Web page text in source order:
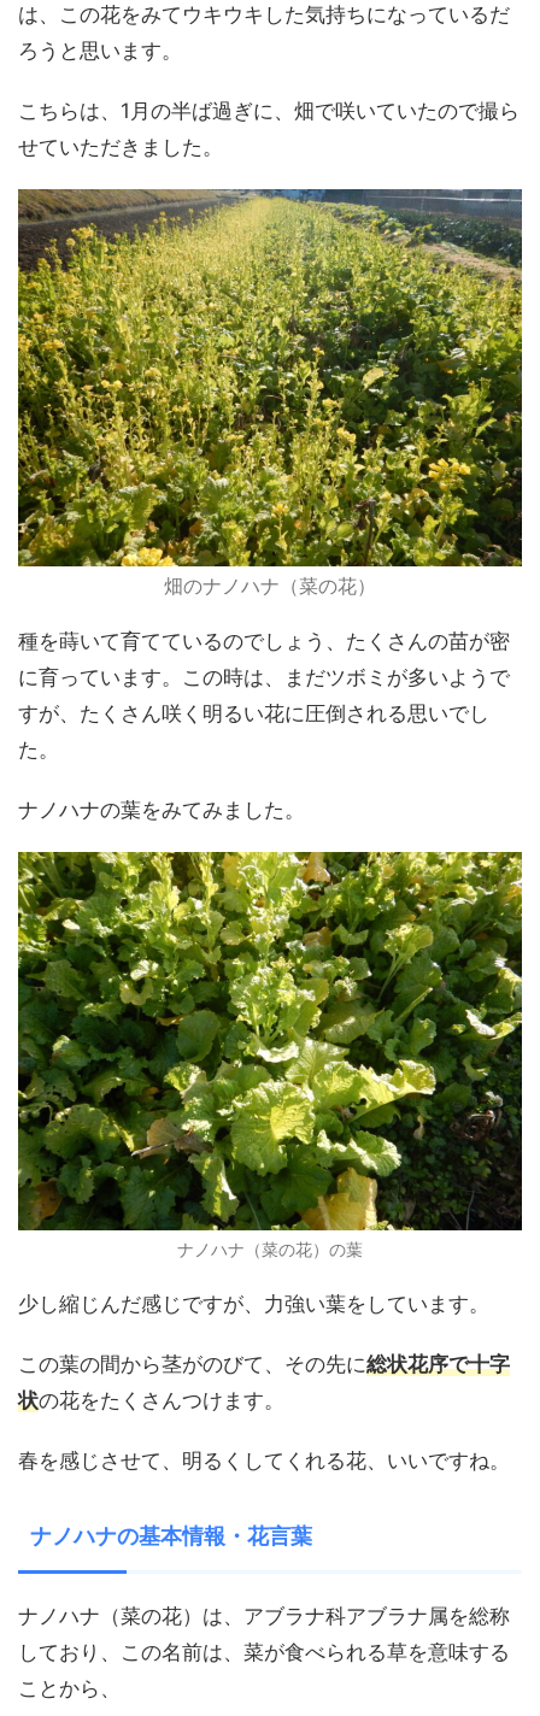
は、この花をみてウキウキした気持ちになっているだ
ろうと思います。
こちらは、1月の半ば過ぎに、畑で咲いていたので撮ら
せていただきました。
畑のナノハナ（菜の花）
種を蒔いて育てているのでしょう、たくさんの苗が密
に育っています。この時は、まだツボミが多いようで
すが、たくさん咲く明るい花に圧倒される思いでし
た。
ナノハナの葉をみてみました。
ナノハナ（菜の花）の葉
少し縮じんだ感じですが、力強い葉をしています。
この葉の間から茎がのびて、その先に総状花序で十字
状の花をたくさんつけます。
春を感じさせて、明るくしてくれる花、いいですね。
ナノハナの基本情報・花言葉
ナノハナ（菜の花）は、アブラナ科アブラナ属を総称
しており、この名前は、菜が食べられる草を意味する
ことから、